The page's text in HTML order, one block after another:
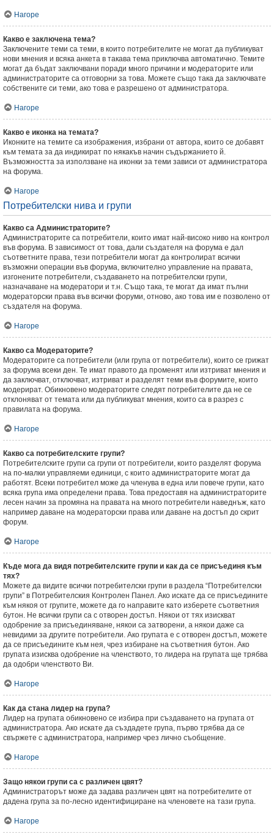
Нагоре
Какво е заключена тема?
Заключените теми са теми, в които потребителите не могат да публикуват
нови мнения и всяка анкета в такава тема приключва автоматично. Темите
могат да бъдат заключвани поради много причини и модераторите или
администраторите са отговорни за това. Можете също така да заключвате
собствените си теми, ако това е разрешено от администратора.
Нагоре
Какво е иконка на темата?
Иконките на темите са изображения, избрани от автора, които се добавят
към темата за да индикират по някакъв начин съдържанието й.
Възможността за използване на иконки за теми зависи от администратора
на форума.
Нагоре
Потребителски нива и групи
Какво са Администраторите?
Администраторите са потребители, които имат най-високо ниво на контрол
във форума. В зависимост от това, дали създателя на форума е дал
съответните права, тези потребители могат да контролират всички
възможни операции във форума, включително управление на правата,
изгонените потребители, създаването на потребителски групи,
назначаване на модератори и т.н. Също така, те могат да имат пълни
модераторски права във всички форуми, отново, ако това им е позволено от
създателя на форума.
Нагоре
Какво са Модераторите?
Модераторите са потребители (или група от потребители), които се грижат
за форума всеки ден. Те имат правото да променят или изтриват мнения и
да заключват, отключват, изтриват и разделят теми във форумите, които
модерират. Обикновено модераторите следят потребителите да не се
отклоняват от темата или да публикуват мнения, които са в разрез с
правилата на форума.
Нагоре
Какво са потребителските групи?
Потребителските групи са групи от потребители, които разделят форума
на по-малки управляеми единици, с които администраторите могат да
работят. Всеки потребител може да членува в една или повече групи, като
всяка група има определени права. Това предоставя на администраторите
лесен начин за промяна на правата на много потребители наведнъж, като
например даване на модераторски права или даване на достъп до скрит
форум.
Нагоре
Къде мога да видя потребителските групи и как да се присъединя към
тях?
Можете да видите всички потребителски групи в раздела “Потребителски
групи” в Потребителския Контролен Панел. Ако искате да се присъедините
към някоя от групите, можете да го направите като изберете съответния
бутон. Не всички групи са с отворен достъп. Някои от тях изискват
одобрение за присъединяване, някои са затворени, а някои даже са
невидими за другите потребители. Ако групата е с отворен достъп, можете
да се присъедините към нея, чрез избиране на съответния бутон. Ако
групата изисква одобрение на членството, то лидера на групата ще трябва
да одобри членството Ви.
Нагоре
Как да стана лидер на група?
Лидер на групата обикновено се избира при създаването на групата от
администратора. Ако искате да създадете група, първо трябва да се
свържете с администратора, например чрез лично съобщение.
Нагоре
Защо някои групи са с различен цвят?
Администраторът може да задава различен цвят на потребителите от
дадена група за по-лесно идентифициране на членовете на тази група.
Нагоре